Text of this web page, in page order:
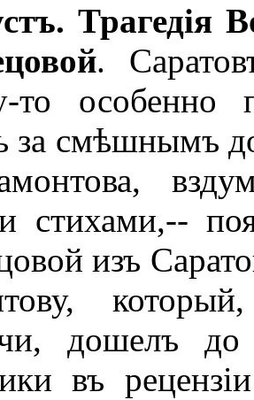
Трагедія
.
то особенно
за смѣшнымъ
стихами,--
изъ
дошелъ
въ